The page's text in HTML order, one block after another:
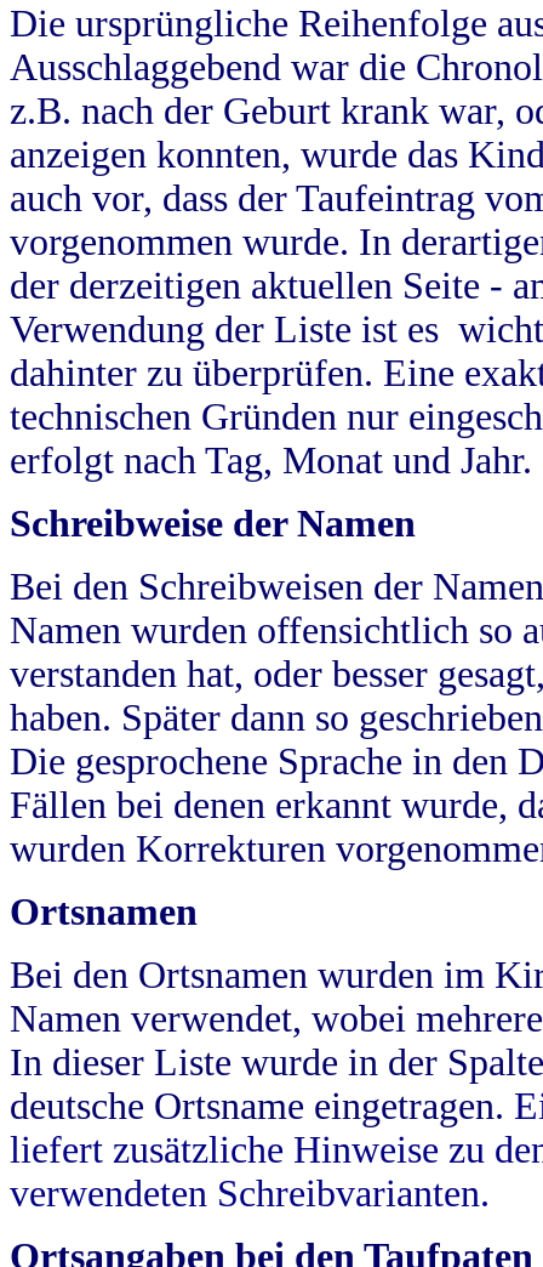
Die ursprüngliche Reihenfolge
Ausschlaggebend war die
z.B. nach der Geburt krank war,
anzeigen konnten, wurde das
auch vor, dass der Taufeintrag
vorgenommen wurde. In
der derzeitigen aktuellen Seite -
Verwendung der Liste ist es
dahinter zu überprüfen. Eine
technischen Gründen nur
erfolgt nach Tag, Monat und Jahr.
Schreibweise der Namen
Bei den Schreibweisen der
Namen wurden offensichtlich so
verstanden hat, oder besser
haben. Später dann so
Die gesprochene Sprache in
Fällen bei denen erkannt wurde,
wurden Korrekturen
Ortsnamen
Bei den Ortsnamen wurden im
Namen verwendet, wobei
In dieser Liste wurde in der
deutsche Ortsname eingetragen.
liefert zusätzliche Hinweise zu
verwendeten Schreibvarianten.
Ortsangaben bei den Taufpaten